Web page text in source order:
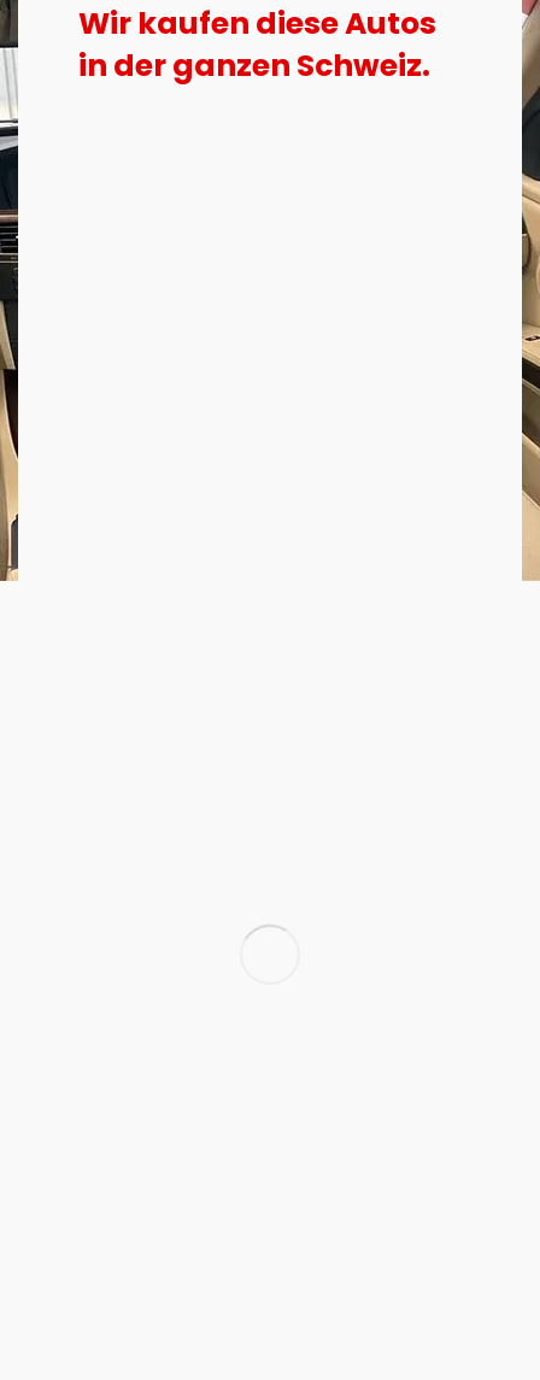
Wir kaufen diese Autos
in der ganzen Schweiz.